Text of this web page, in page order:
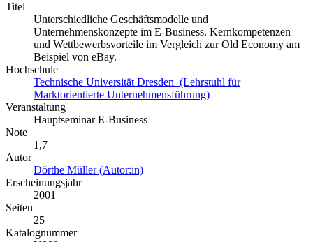
Titel
Unterschiedliche Geschäftsmodelle und
Unternehmenskonzepte im E-Business. Kernkompetenzen
und Wettbewerbsvorteile im Vergleich zur Old Economy am
Beispiel von eBay.
Hochschule
Technische Universität Dresden (Lehrstuhl für
Marktorientierte Unternehmensführung)
Veranstaltung
Hauptseminar E-Business
Note
1,7
Autor
Dörthe Müller (Autor:in)
Erscheinungsjahr
2001
Seiten
25
Katalognummer